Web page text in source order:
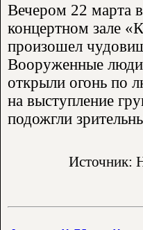
Вечером 22 марта
концертном зале
произошел
Вооруженные люди
открыли огонь по
на выступление
подожгли
Источник: